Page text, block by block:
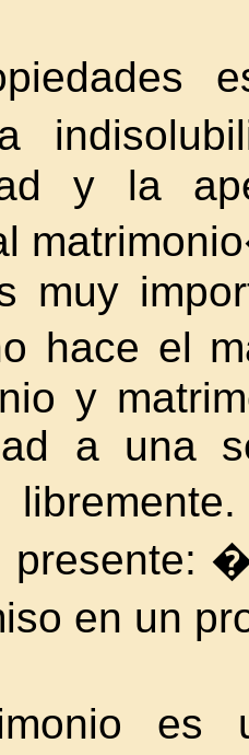
y la
muy
hace el
y
a una
presente:
en un
es